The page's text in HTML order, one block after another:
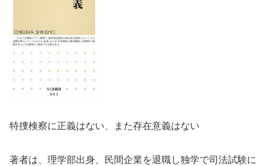
特捜検察に正義はない、また存在意義はない
著者は、理学部出身、民間企業を退職し独学で司法試験に